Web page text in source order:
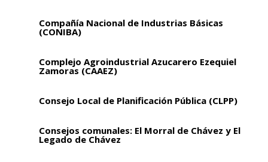
Compañía Nacional de Industrias Básicas
(CONIBA)
Complejo Agroindustrial Azucarero Ezequiel
Zamoras (CAAEZ)
Consejo Local de Planificación Pública (CLPP)
Consejos comunales: El Morral de Chávez y El
Legado de Chávez